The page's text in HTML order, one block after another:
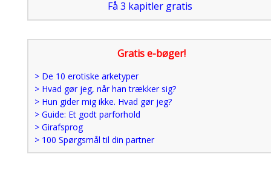
Få 3 kapitler gratis
Gratis e-bøger!
> De 10 erotiske arketyper
> Hvad gør jeg, når han trækker sig?
> Hun gider mig ikke. Hvad gør jeg?
> Guide: Et godt parforhold
> Girafsprog
> 100 Spørgsmål til din partner